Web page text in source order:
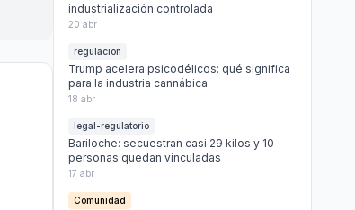
industrialización controlada
20 abr
regulacion
Trump acelera psicodélicos: qué significa
para la industria cannábica
18 abr
legal-regulatorio
Bariloche: secuestran casi 29 kilos y 10
personas quedan vinculadas
17 abr
Comunidad